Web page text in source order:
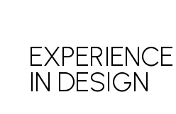
IN DESIGN